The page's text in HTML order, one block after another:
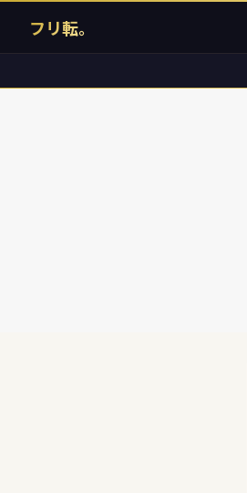
フリ転。